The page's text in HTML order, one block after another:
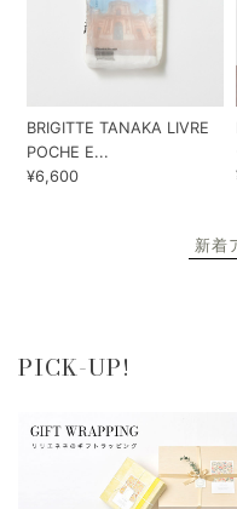
BRIGITTE TANAKA LIVRE
POCHE E...
¥6,600
新着
PICK-UP!